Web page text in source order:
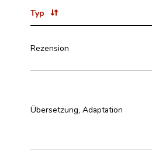
Typ
Rezension
Übersetzung, Adaptation